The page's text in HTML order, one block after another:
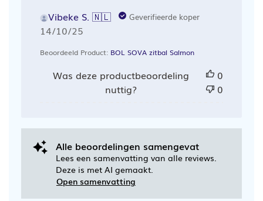
Vibeke S. 🇳🇱 Geverifieerde koper
Publicatiedatum
14/10/25
Beoordeeld Product: BOL SOVA zitbal Salmon
Was deze productbeoordeling
nuttig?
0
0
Alle beoordelingen samengevat
Lees een samenvatting van alle reviews.
Deze is met AI gemaakt.
Open samenvatting